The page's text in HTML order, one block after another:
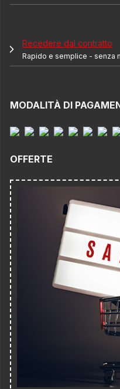
Recedere dal contratto
Rapido e semplice - senza
MODALITÀ DI
OFFERTE